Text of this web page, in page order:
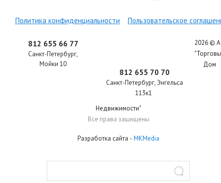
Политика конфиденциальности Пользовательское
812 655 66 77
Санкт-Петербург,
Мойки 10
812 655 70 70
Санкт-Петербург, Энгельса
113к1
2026 ©
Дом
Недвижимости"
Все права защищены
Разработка сайта - MKMedia